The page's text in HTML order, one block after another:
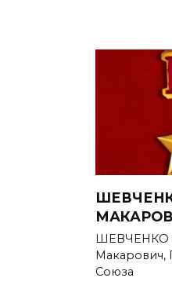
ШЕВЧЕНКО
Макарович,
Союза